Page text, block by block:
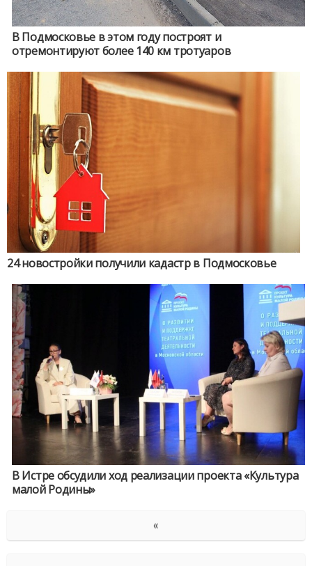
В Подмосковье в этом году построят и
отремонтируют более 140 км тротуаров
24 новостройки получили кадастр в Подмосковье
В Истре обсудили ход реализации проекта «Культура
малой Родины»
«